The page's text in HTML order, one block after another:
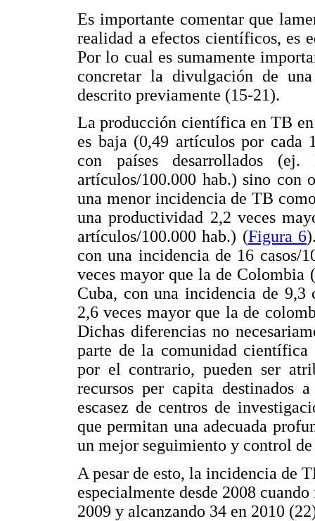
Es importante comentar que
realidad a efectos científicos, es
Por lo cual es sumamente
concretar la divulgación de
descrito previamente (15-21).
La producción científica en TB
es baja (0,49 artículos por cada
con países desarrollados
artículos/100.000 hab.) sino con
una menor incidencia de TB
una productividad 2,2 veces
artículos/100.000 hab.) (Figura 6
con una incidencia de 16 casos/
veces mayor que la de Colombia
Cuba, con una incidencia de 9,3
2,6 veces mayor que la de
Dichas diferencias no
parte de la comunidad
por el contrario, pueden ser
recursos per capita
escasez de centros de
que permitan una adecuada
un mejor seguimiento y control
A pesar de esto, la incidencia de
especialmente desde 2008
2009 y alcanzando 34 en 2010